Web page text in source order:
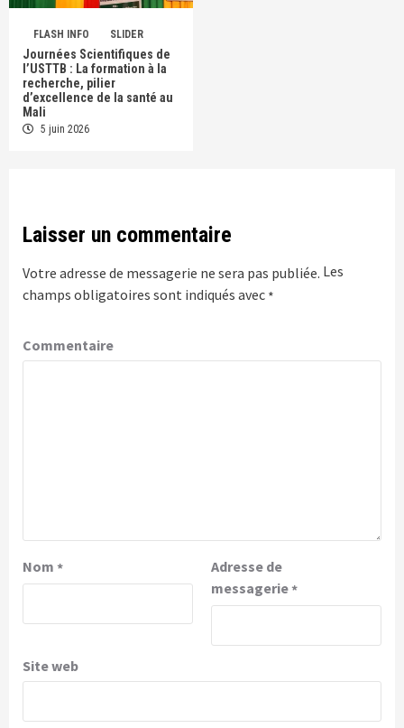
FLASH INFO SLIDER
Journées Scientifiques de
l’USTTB : La formation à la
recherche, pilier
d’excellence de la santé au
Mali
5 juin 2026
Laisser un commentaire
Votre adresse de messagerie ne sera pas publiée. Les
champs obligatoires sont indiqués avec *
Commentaire
Nom *
Adresse de
messagerie*
Site web